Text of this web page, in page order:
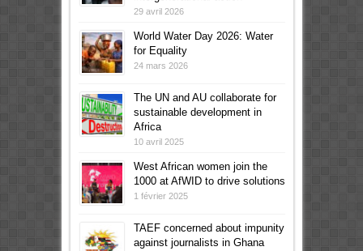
29 avril 2026
World Water Day 2026: Water
for Equality
24 mars 2026
The UN and AU collaborate for
sustainable development in
Africa
10 avril 2025
West African women join the
1000 at AfWID to drive solutions
1 février 2025
TAEF concerned about impunity
against journalists in Ghana